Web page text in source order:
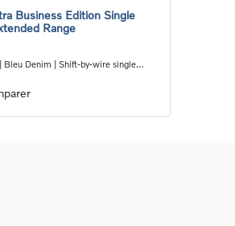
Business Edition Single
Range
Bleu Denim | Shift-by-wire single